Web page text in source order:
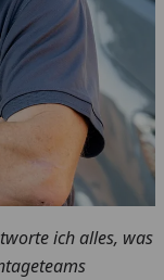
ich alles, was